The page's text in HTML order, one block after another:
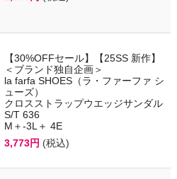
【30%OFFセール】【25SS 新作】
＜ブランド独自企画＞
la farfa SHOES（ラ・ファーファ シ
ューズ）
クロスストラップウエッジサンダル
S/T 636
M＋-3L＋ 4E
3,773円 (税込)